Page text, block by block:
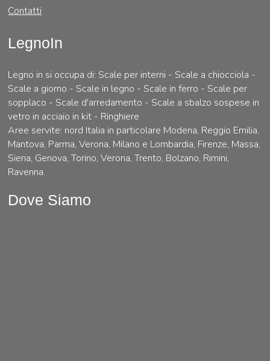
Contatti
LegnoIn
Legno in si occupa di: Scale per interni - Scale a chiocciola -
Scale a giorno - Scale in legno - Scale in ferro - Scale per
sopplaco - Scale d'arredamento - Scale a sbalzo sospese in
vetro in acciaio in kit - Ringhiere
Aree servite: nord Italia in particolare Modena, Reggio Emilia,
Mantova, Parma, Verona, Milano e Lombardia, Firenze, Massa,
Siena, Genova, Torino, Verona, Trento, Bolzano, Rimini,
Ravenna.
Dove Siamo